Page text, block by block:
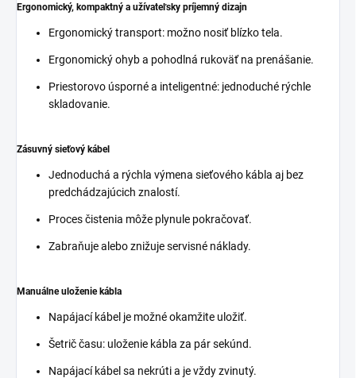
Ergonomický, kompaktný a užívateľsky príjemný dizajn
Ergonomický transport: možno nosiť blízko tela.
Ergonomický ohyb a pohodlná rukoväť na prenášanie.
Priestorovo úsporné a inteligentné: jednoduché rýchle
skladovanie.
Zásuvný sieťový kábel
Jednoduchá a rýchla výmena sieťového kábla aj bez
predchádzajúcich znalostí.
Proces čistenia môže plynule pokračovať.
Zabraňuje alebo znižuje servisné náklady.
Manuálne uloženie kábla
Napájací kábel je možné okamžite uložiť.
Šetrič času: uloženie kábla za pár sekúnd.
Napájací kábel sa nekrúti a je vždy zvinutý.